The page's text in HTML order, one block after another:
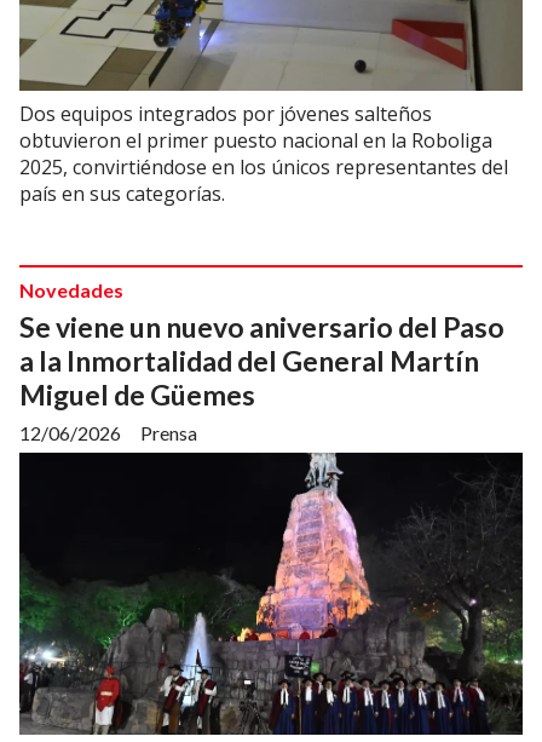
Dos equipos integrados por jóvenes salteños
obtuvieron el primer puesto nacional en la Roboliga
2025, convirtiéndose en los únicos representantes del
país en sus categorías.
Se viene un nuevo aniversario del Paso
a la Inmortalidad del General Martín
Miguel de Güemes
Prensa
Novedades
12/06/2026